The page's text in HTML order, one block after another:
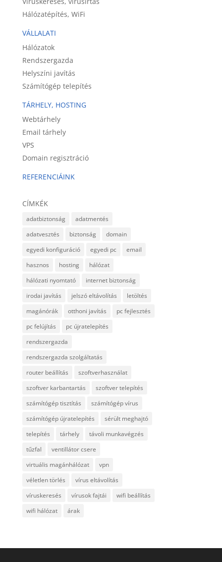
Hálózatépítés, WiFi
VÁLLALATI
Hálózatok
Rendszergazda
Helyszíni javítás
Számítógép telepítés
TÁRHELY, HOSTING
Webtárhely
Email tárhely
VPS
Domain regisztráció
REFERENCIÁINK
CÍMKÉK
adatbiztonság
adatmentés
adatvesztés
biztonság
domain
egyedi konfiguráció
egyedi pc
email
hasznos
hosting
hálózat
hálózati nyomtató
internet biztonság
irodai javítás
jelszó eltávolítás
letöltés
magánórák
otthoni javítás
pc fejlesztés
pc felújítás
pc újratelepítés
rendszergazda
rendszergazda szolgáltatás
router beállítás
szoftverhasználat
szoftver karbantartás
szoftver telepítés
számítógép tisztítás
számítógép vírus
számítógép újratelepítés
sérült meghajtó
telepítés
tárhely
távoli munkavégzés
tűzfal
ventillátor csere
virtuális magánhálózat
vpn
véletlen törlés
vírus eltávolítás
víruskeresés
vírusok fajtái
wifi beállítás
wifi hálózat
árak